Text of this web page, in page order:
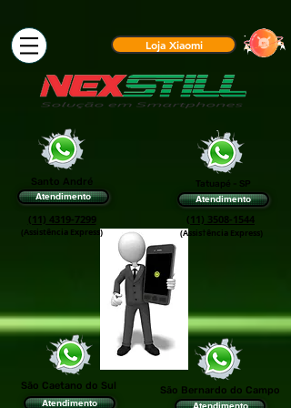
Loja Xiaomi
Santo André
Atendimento
(11) 4319-7299
(Assistência Express)
Tatuapé - SP
Atendimento
(11) 3508-1544
(Assis†ência Express)
São Bernardo do Campo
Atendimento
São Caetano do Sul
Atendimento